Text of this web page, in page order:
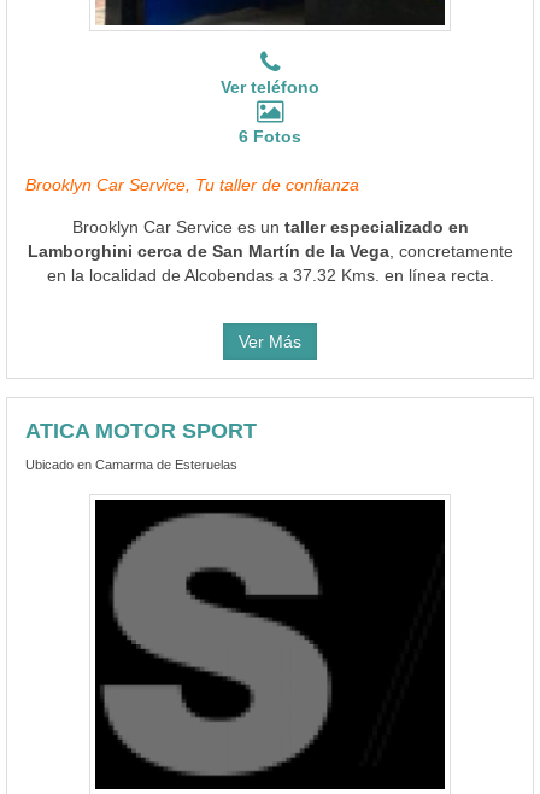
Ver teléfono
6 Fotos
Brooklyn Car Service, Tu taller de confianza
Brooklyn Car Service es un taller especializado en
Lamborghini cerca de San Martín de la Vega, concretamente
en la localidad de Alcobendas a 37.32 Kms. en línea recta.
Ver Más
ATICA MOTOR SPORT
Ubicado en Camarma de Esteruelas